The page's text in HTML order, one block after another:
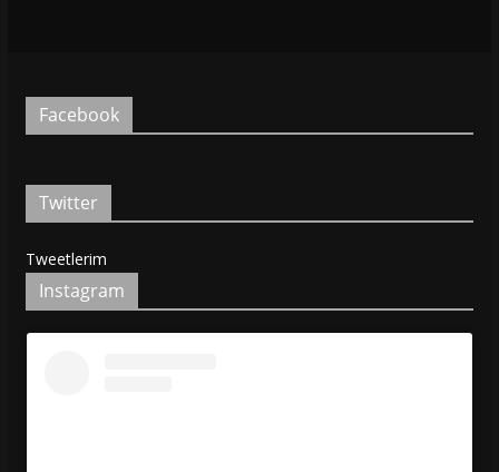
Facebook
Twitter
Tweetlerim
Instagram